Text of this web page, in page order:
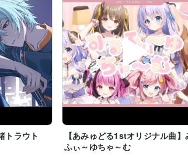
トラウト
【あみゅどる1stオリジナル曲】
ふぃ～ゆちゃ～む